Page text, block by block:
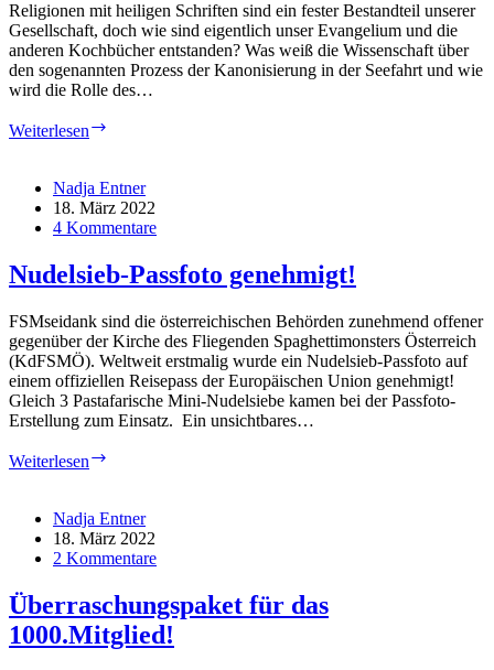
Religionen mit heiligen Schriften sind ein fester Bestandteil unserer
Gesellschaft, doch wie sind eigentlich unser Evangelium und die
anderen Kochbücher entstanden? Was weiß die Wissenschaft über
den sogenannten Prozess der Kanonisierung in der Seefahrt und wie
wird die Rolle des…
Weiterlesen
Heilige
Schrift
auslegt
auswalkt
Nadja Entner
18. März 2022
4 Kommentare
Nudelsieb-Passfoto genehmigt!
FSMseidank sind die österreichischen Behörden zunehmend offener
gegenüber der Kirche des Fliegenden Spaghettimonsters Österreich
(KdFSMÖ). Weltweit erstmalig wurde ein Nudelsieb-Passfoto auf
einem offiziellen Reisepass der Europäischen Union genehmigt!
Gleich 3 Pastafarische Mini-Nudelsiebe kamen bei der Passfoto-
Erstellung zum Einsatz. Ein unsichtbares…
Weiterlesen
Nadja Entner
18. März 2022
2 Kommentare
Überraschungspaket für das
1000.Mitglied!